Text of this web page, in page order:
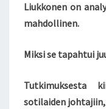
Liukkonen on
mahdollinen.
Miksi se tapahtui
Tutkimuksesta
sotilaiden